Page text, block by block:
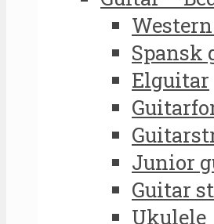
Spansk
Elguitar
Junior
Guitar
Ukulele